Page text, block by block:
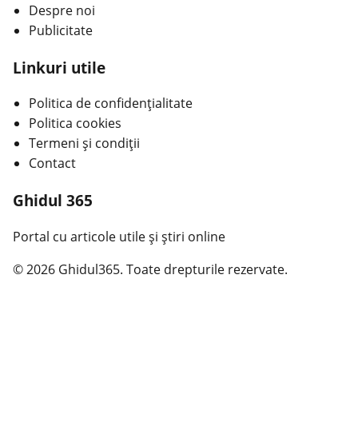
Despre noi
Publicitate
Linkuri utile
Politica de confidențialitate
Politica cookies
Termeni și condiții
Contact
Ghidul 365
Portal cu articole utile și știri online
© 2026 Ghidul365. Toate drepturile rezervate.